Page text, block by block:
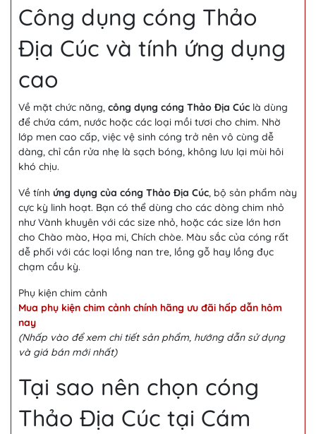
Công dụng cóng Thảo
Địa Cúc và tính ứng dụng
cao
Về mặt chức năng, công dụng cóng Thảo Địa Cúc là dùng
để chứa cám, nước hoặc các loại mồi tươi cho chim. Nhờ
lớp men cao cấp, việc vệ sinh cóng trở nên vô cùng dễ
dàng, chỉ cần rửa nhẹ là sạch bóng, không lưu lại mùi hôi
khó chịu.
Về tính ứng dụng của cóng Thảo Địa Cúc, bộ sản phẩm này
cực kỳ linh hoạt. Bạn có thể dùng cho các dòng chim nhỏ
như Vành khuyên với các size nhỏ, hoặc các size lớn hơn
cho Chào mào, Họa mi, Chích chòe. Màu sắc của cóng rất
dễ phối với các loại lồng nan tre, lồng gỗ hay lồng đục
chạm cầu kỳ.
Phụ kiện chim cảnh
Mua phụ kiện chim cảnh chính hãng ưu đãi hấp dẫn hôm
nay
(Nhấp vào để xem chi tiết sản phẩm, hướng dẫn sử dụng
và giá bán mới nhất)
Tại sao nên chọn cóng
Thảo Địa Cúc tại Cám